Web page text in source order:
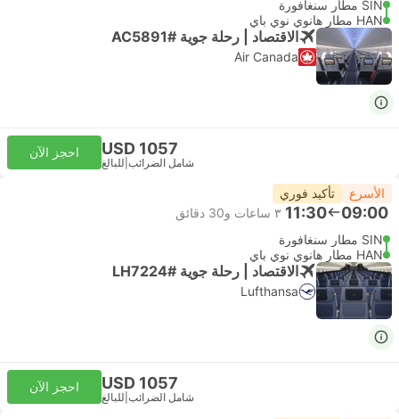
SIN مطار سنغافورة
HAN مطار هانوي نوي باي
الاقتصاد | رحلة جوية #AC5891
Air Canada
USD 1057
شامل الضرائب للبالغ
احجز الآن
الأسرع تأكيد فوري
09:00
11:30 ٣ ساعات و‫30 دقائق
SIN مطار سنغافورة
HAN مطار هانوي نوي باي
الاقتصاد | رحلة جوية #LH7224
Lufthansa
USD 1057
شامل الضرائب للبالغ
احجز الآن